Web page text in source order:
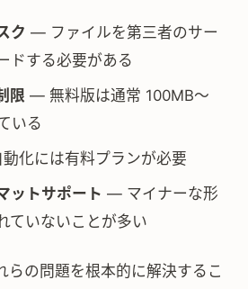
ク — ファイルを第三者のサー
ドする必要がある
限 — 無料版は通常 100MB〜
いる
化には有料プランが必要
ットサポート — マイナーな形
ていないことが多い
の問題を根本的に解決するこ